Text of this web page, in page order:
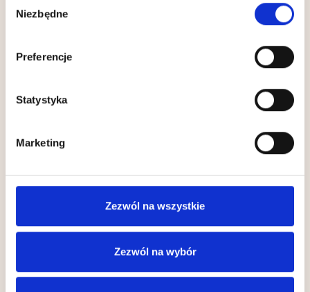
geograficznej z dokładnością nawet do kilku metrów
analizując charakteryzującego je zbiory danych
(fingerprinting, czyli wirtualny odcisk palca)
dane są przetwarzane oraz ustaw własne preferencje w
możesz zmienić lub wycofać swoją zgodę w dowolnej
chwili.
Wykorzystujemy pliki cookie do spersonalizowania treści
i reklam, aby oferować funkcje społecznościowe i
korzystasz z naszej witryny, udostępniamy partnerom
społecznościowym, reklamowym i analitycznym.
zgody
Niezbędne
Preferencje
Statystyka
Marketing
Zezwól na wszystkie
Zezwól na wybór